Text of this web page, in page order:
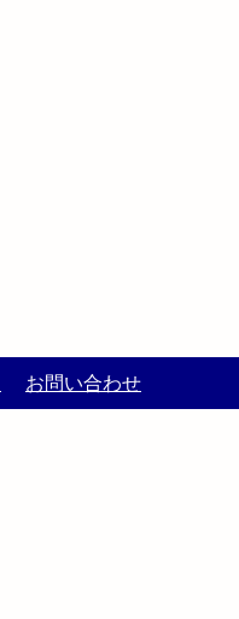
お問い合わせ